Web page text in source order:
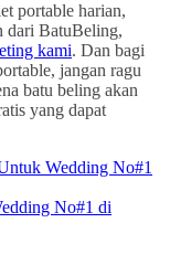
portable harian,
dari BatuBeling,
kami. Dan bagi
jangan ragu
batu beling akan
yang dapat
Wedding No#1
No#1 di